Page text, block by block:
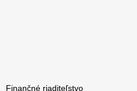
Finančné riaditeľstvo